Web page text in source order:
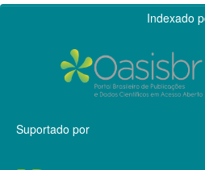
Indexado
Suportado por